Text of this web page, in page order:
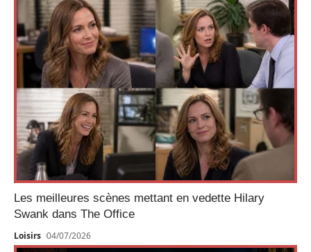
Les meilleures scènes mettant en vedette Hilary
Swank dans The Office
Loisirs 04/07/2026